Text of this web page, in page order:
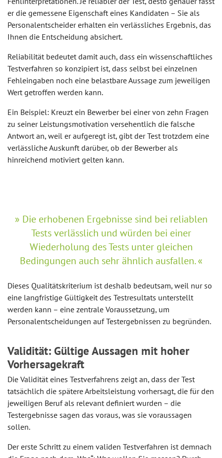
er die gemessene Eigenschaft eines Kandidaten – Sie als
Personalentscheider erhalten ein verlässliches Ergebnis, das
Ihnen die Entscheidung absichert.
Reliabilität bedeutet damit auch, dass ein wissenschaftliches
Testverfahren so konzipiert ist, dass selbst bei einzelnen
Fehleingaben noch eine belastbare Aussage zum jeweiligen
Wert getroffen werden kann.
Ein Beispiel: Kreuzt ein Bewerber bei einer von zehn Fragen
zu seiner Leistungsmotivation versehentlich die falsche
Antwort an, weil er aufgeregt ist, gibt der Test trotzdem eine
verlässliche Auskunft darüber, ob der Bewerber als
hinreichend motiviert gelten kann.
Die erhobenen Ergebnisse sind bei reliablen
Tests verlässlich und würden bei einer
Wiederholung des Tests unter gleichen
Bedingungen auch sehr ähnlich ausfallen.
Dieses Qualitätskriterium ist deshalb bedeutsam, weil nur so
eine langfristige Gültigkeit des Testresultats unterstellt
werden kann – eine zentrale Voraussetzung, um
Personalentscheidungen auf Testergebnissen zu begründen.
Validität: Gültige Aussagen mit hoher
Vorhersagekraft
Die Validität eines Testverfahrens zeigt an, dass der Test
tatsächlich die spätere Arbeitsleistung vorhersagt, die für den
jeweiligen Beruf als relevant definiert wurden – die
Testergebnisse sagen das voraus, was sie voraussagen
sollen.
Der erste Schritt zu einem validen Testverfahren ist demnach